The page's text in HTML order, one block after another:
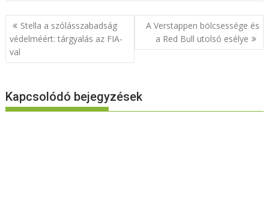
Bejegyzés
navigáció
Stella a szólásszabadság
védelméért: tárgyalás az FIA-
val
A Verstappen bölcsessége és
a Red Bull utolsó esélye
Kapcsolódó bejegyzések